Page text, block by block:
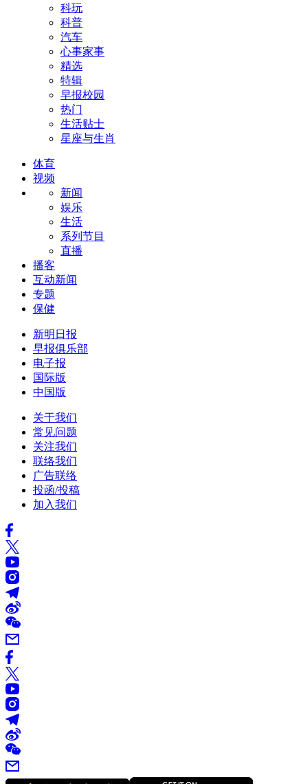
科玩
科普
汽车
心事家事
精选
特辑
早报校园
热门
生活贴士
星座与生肖
体育
视频
新闻
娱乐
生活
系列节目
直播
播客
互动新闻
专题
保健
新明日报
早报俱乐部
电子报
国际版
中国版
关于我们
常见问题
关注我们
联络我们
广告联络
投函/投稿
加入我们